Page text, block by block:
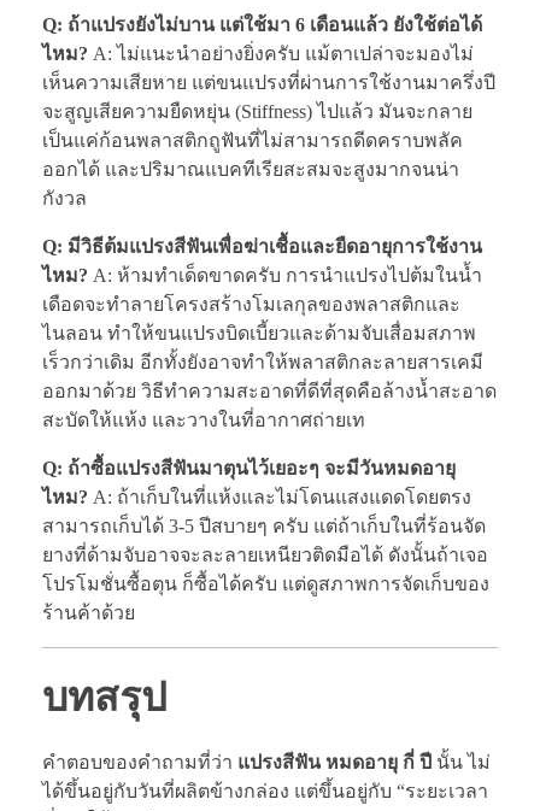
Q: ถ้าแปรงยังไม่บาน แต่ใช้มา 6 เดือนแล้ว ยังใช้ต่อได้
ไหม? A: ไม่แนะนำอย่างยิ่งครับ แม้ตาเปล่าจะมองไม่
เห็นความเสียหาย แต่ขนแปรงที่ผ่านการใช้งานมาครึ่งปี
จะสูญเสียความยืดหยุ่น (Stiffness) ไปแล้ว มันจะกลาย
เป็นแค่ก้อนพลาสติกถูฟันที่ไม่สามารถดีดคราบพลัค
ออกได้ และปริมาณแบคทีเรียสะสมจะสูงมากจนน่า
กังวล
Q: มีวิธีต้มแปรงสีฟันเพื่อฆ่าเชื้อและยืดอายุการใช้งาน
ไหม? A: ห้ามทำเด็ดขาดครับ การนำแปรงไปต้มในน้ำ
เดือดจะทำลายโครงสร้างโมเลกุลของพลาสติกและ
ไนลอน ทำให้ขนแปรงบิดเบี้ยวและด้ามจับเสื่อมสภาพ
เร็วกว่าเดิม อีกทั้งยังอาจทำให้พลาสติกละลายสารเคมี
ออกมาด้วย วิธีทำความสะอาดที่ดีที่สุดคือล้างน้ำสะอาด
สะบัดให้แห้ง และวางในที่อากาศถ่ายเท
Q: ถ้าซื้อแปรงสีฟันมาตุนไว้เยอะๆ จะมีวันหมดอายุ
ไหม? A: ถ้าเก็บในที่แห้งและไม่โดนแสงแดดโดยตรง
สามารถเก็บได้ 3-5 ปีสบายๆ ครับ แต่ถ้าเก็บในที่ร้อนจัด
ยางที่ด้ามจับอาจจะละลายเหนียวติดมือได้ ดังนั้นถ้าเจอ
โปรโมชั่นซื้อตุน ก็ซื้อได้ครับ แต่ดูสภาพการจัดเก็บของ
ร้านค้าด้วย
บทสรุป
คำตอบของคำถามที่ว่า แปรงสีฟัน หมดอายุ กี่ ปี นั้น ไม่
ได้ขึ้นอยู่กับวันที่ผลิตข้างกล่อง แต่ขึ้นอยู่กับ “ระยะเวลา